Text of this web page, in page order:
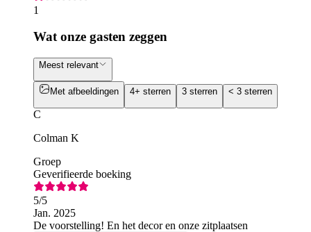
1
Wat onze gasten zeggen
Meest relevant
Met afbeeldingen 4+ sterren 3 sterren < 3 sterren
C
Colman K
Groep
Geverifieerde boeking
5/5
Jan. 2025
De voorstelling! En het decor en onze zitplaatsen